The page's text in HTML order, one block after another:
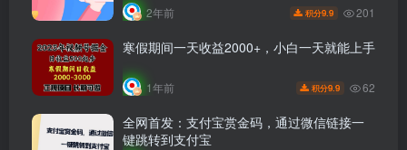
2年前 积分9.9 201
寒假期间一天收益2000+，小白一天就能上手
1年前 积分9.9 62
全网首发：支付宝赏金码，通过微信链接一
键跳转到支付宝